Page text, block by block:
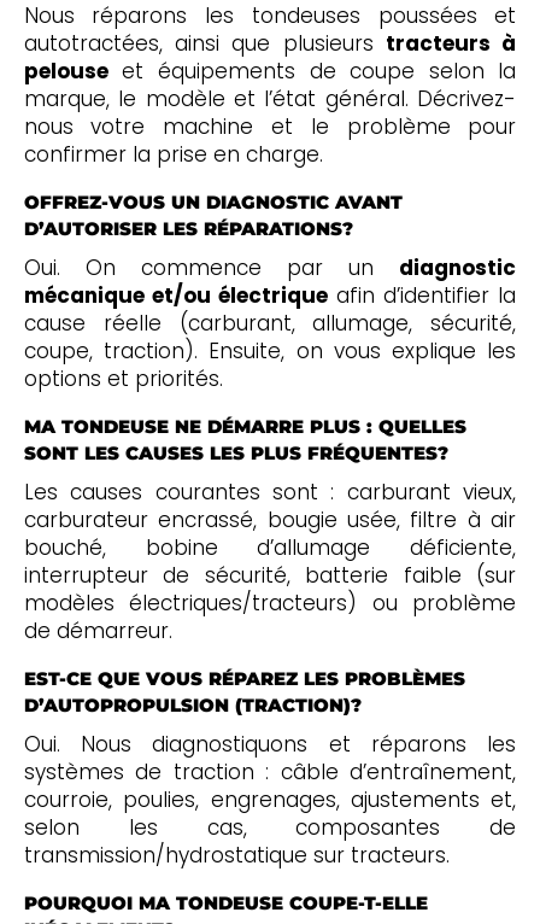
Nous réparons les tondeuses poussées et
autotractées, ainsi que plusieurs tracteurs à
pelouseet équipements de coupe selon la
marque, le modèle et l’état général. Décrivez-
nous votre machine et le problème pour
confirmer la prise en charge.
OFFREZ-VOUS UN DIAGNOSTIC AVANT
D’AUTORISER LES RÉPARATIONS?
Oui. On commence par un diagnostic
mécanique et/ou électriqueafin d’identifier la
cause réelle (carburant, allumage, sécurité,
coupe, traction). Ensuite, on vous explique les
options et priorités.
MA TONDEUSE NE DÉMARRE PLUS : QUELLES
SONT LES CAUSES LES PLUS FRÉQUENTES?
Les causes courantes sont : carburant vieux,
carburateur encrassé, bougie usée, filtre à air
bouché, bobine d’allumage déficiente,
interrupteur de sécurité, batterie faible (sur
modèles électriques/tracteurs) ou problème
de démarreur.
EST-CE QUE VOUS RÉPAREZ LES PROBLÈMES
D’AUTOPROPULSION (TRACTION)?
Oui. Nous diagnostiquons et réparons les
systèmes de traction : câble d’entraînement,
courroie, poulies, engrenages, ajustements et,
selon les cas, composantes de
transmission/hydrostatique sur tracteurs.
POURQUOI MA TONDEUSE COUPE-T-ELLE